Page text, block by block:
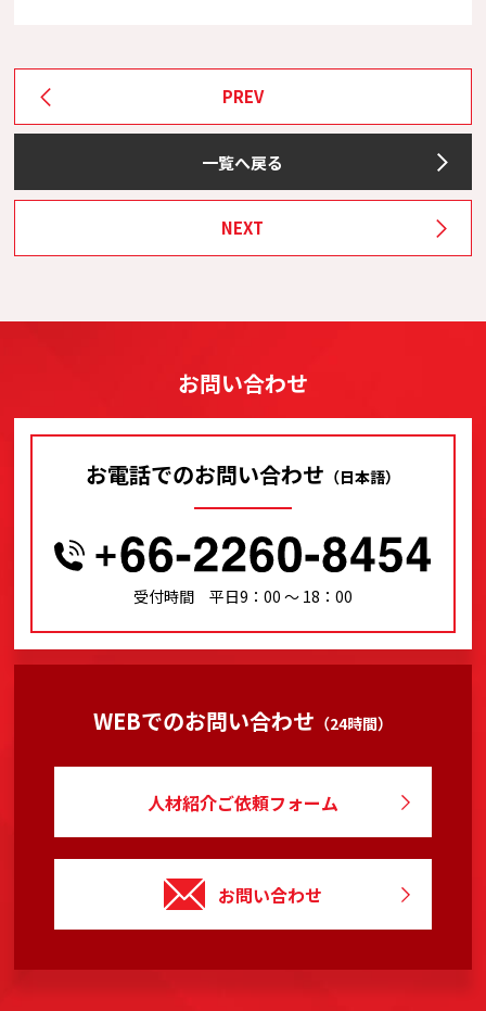
PREV
一覧へ戻る
NEXT
お問い合わせ
お電話でのお問い合わせ （日本語）
受付時間 平日9：00 〜 18：00
WEBでのお問い合わせ （24時間）
人材紹介ご依頼フォーム
お問い合わせ